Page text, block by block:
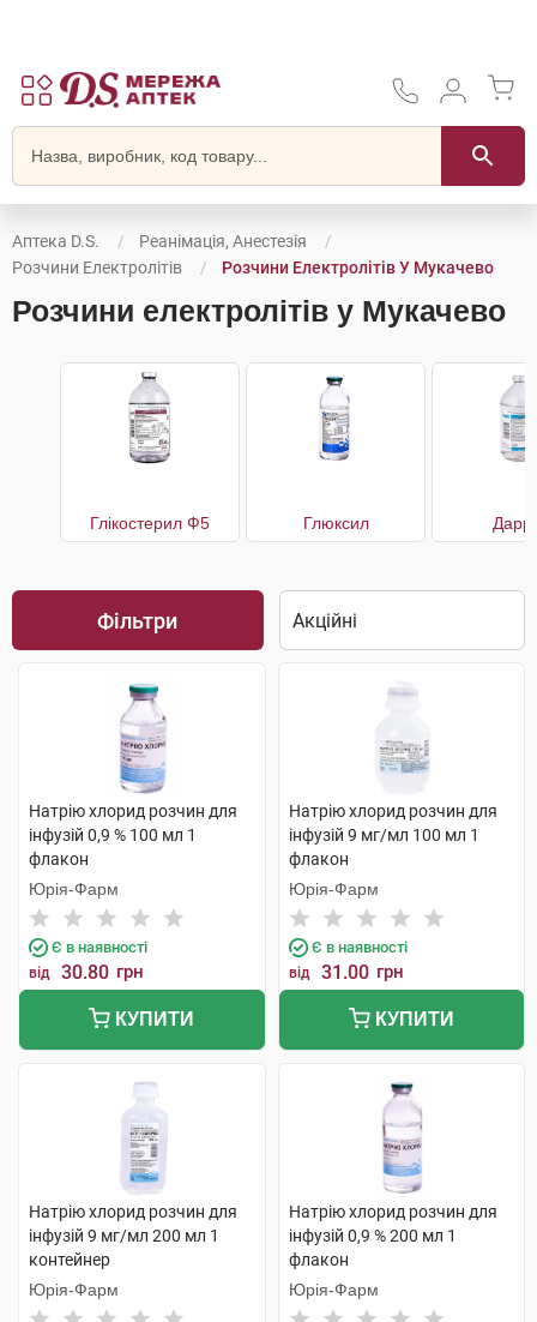
Аптека D.S.
Реанімація, Анестезія
Розчини Електролітів
Розчини Електролітів У Мукачево
Розчини електролітів у Мукачево
Глікостерил Ф5 Глюксил
Фільтри
Натрію хлорид розчин для
інфузій 0,9 % 100 мл 1
флакон
Юрія-Фарм
Є в наявності
від 30.80 грн
КУПИТИ
Натрію хлорид розчин для
інфузій 9 мг/мл 100 мл 1
флакон
Юрія-Фарм
Є в наявності
від 31.00 грн
КУПИТИ
Натрію хлорид розчин для
інфузій 9 мг/мл 200 мл 1
контейнер
Юрія-Фарм
Натрію хлорид розчин для
інфузій 0,9 % 200 мл 1
флакон
Юрія-Фарм